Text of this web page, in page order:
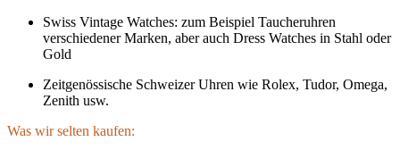
Swiss Vintage Watches: zum Beispiel Taucheruhren
verschiedener Marken, aber auch Dress Watches in Stahl oder
Gold
Zeitgenössische Schweizer Uhren wie Rolex, Tudor, Omega,
Zenith usw.
Was wir selten kaufen: